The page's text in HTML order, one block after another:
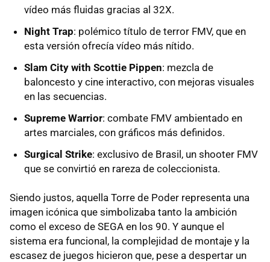
vídeo más fluidas gracias al 32X.
Night Trap: polémico título de terror FMV, que en
esta versión ofrecía vídeo más nítido.
Slam City with Scottie Pippen: mezcla de
baloncesto y cine interactivo, con mejoras visuales
en las secuencias.
Supreme Warrior: combate FMV ambientado en
artes marciales, con gráficos más definidos.
Surgical Strike: exclusivo de Brasil, un shooter FMV
que se convirtió en rareza de coleccionista.
Siendo justos, aquella Torre de Poder representa una
imagen icónica que simbolizaba tanto la ambición
como el exceso de SEGA en los 90. Y aunque el
sistema era funcional, la complejidad de montaje y la
escasez de juegos hicieron que, pese a despertar un